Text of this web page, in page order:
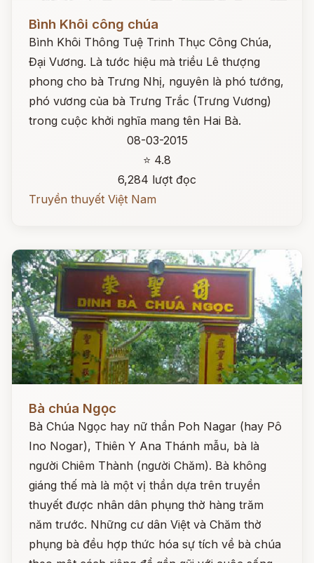
Bình Khôi công chúa
Bình Khôi Thông Tuệ Trinh Thục Công Chúa,
Đại Vương. Là tước hiệu mà triều Lê thượng
phong cho bà Trưng Nhị, nguyên là phó tướng,
phó vương của bà Trưng Trắc (Trưng Vương)
trong cuộc khởi nghĩa mang tên Hai Bà.
08-03-2015
⭐ 4.8
6,284 lượt đọc
Truyền thuyết Việt Nam
Bà chúa Ngọc
Bà Chúa Ngọc hay nữ thần Poh Nagar (hay Pô
Ino Nogar), Thiên Y Ana Thánh mẫu, bà là
người Chiêm Thành (người Chăm). Bà không
giáng thế mà là một vị thần dựa trên truyền
thuyết được nhân dân phụng thờ hàng trăm
năm trước. Những cư dân Việt và Chăm thờ
phụng bà đều hợp thức hóa sự tích về bà chúa